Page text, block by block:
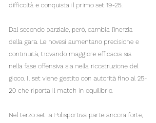
difficoltà e conquista il primo set 19-25.
Dal secondo parziale, però, cambia l’inerzia
della gara. Le novesi aumentano precisione e
continuità, trovando maggiore efficacia sia
nella fase offensiva sia nella ricostruzione del
gioco. Il set viene gestito con autorità fino al 25-
20 che riporta il match in equilibrio.
Nel terzo set la Polisportiva parte ancora forte,